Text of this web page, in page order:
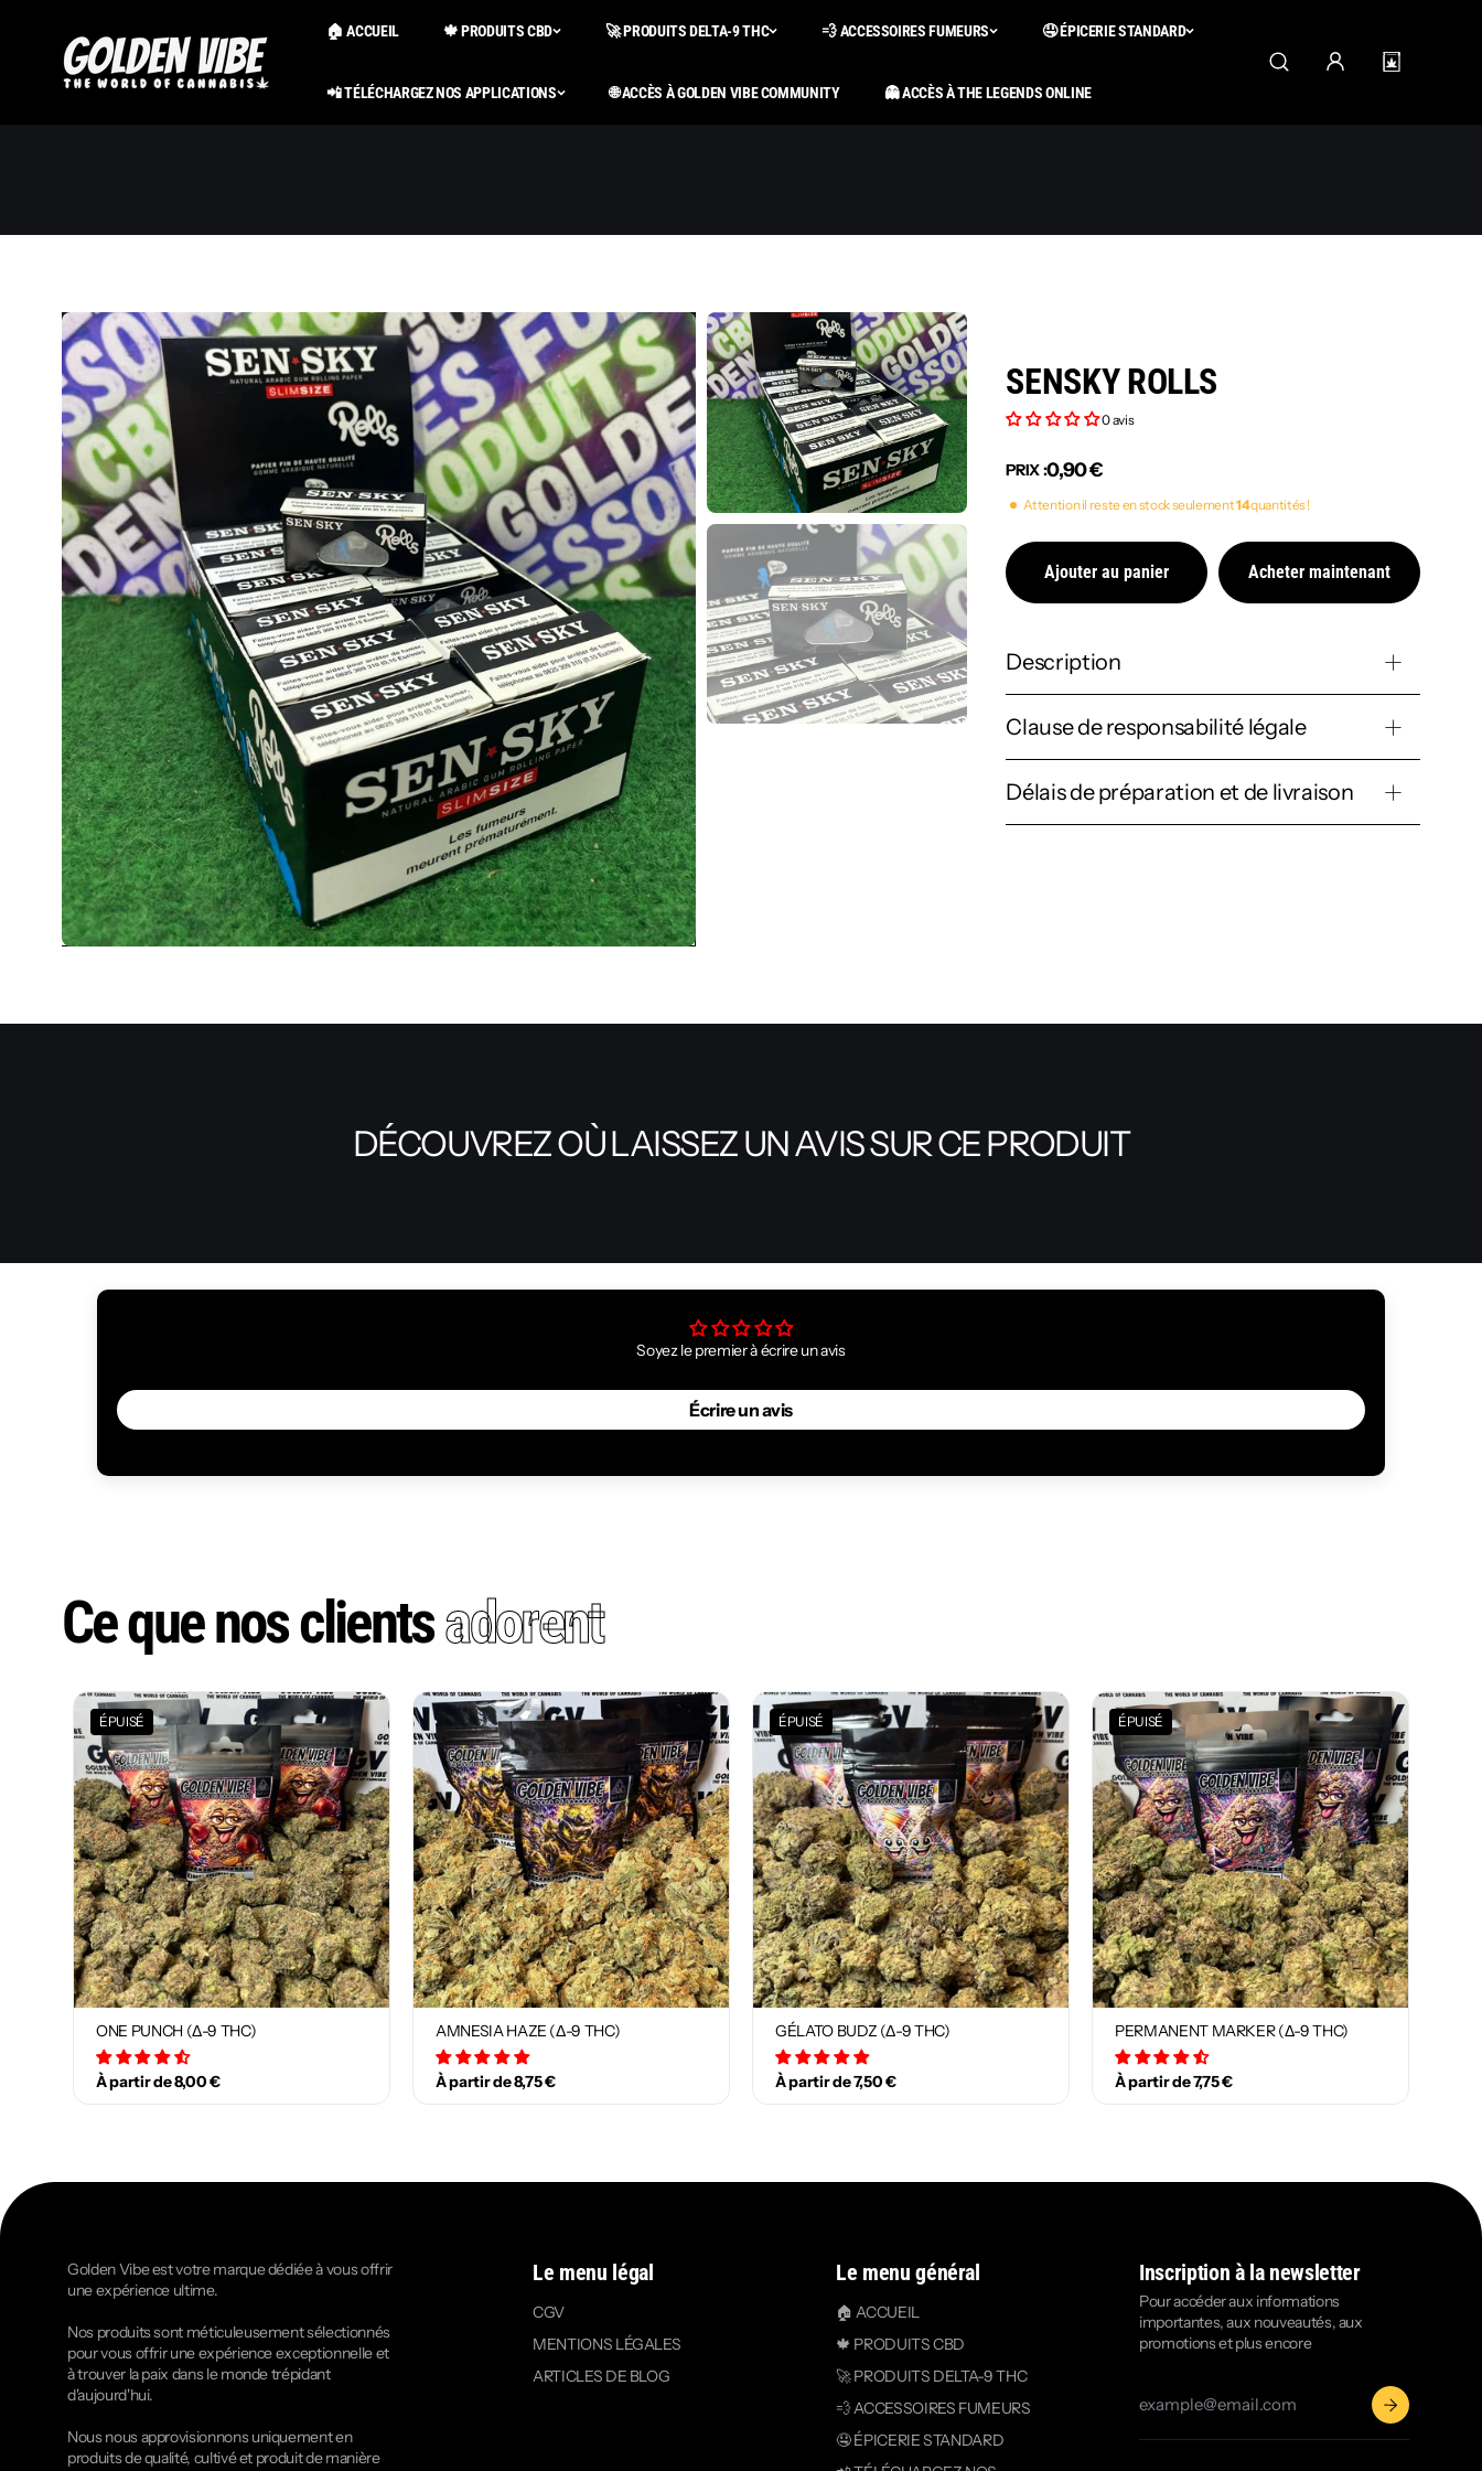
contenu
🏠 ACCUEIL 🍁 PRODUITS CBD 🚀 PRODUITS DELTA-9 THC 💨 ACCESSOIRES FUMEURS 🤤 ÉPICERIE STANDARD
📲 TÉLÉCHARGEZ NOS APPLICATIONS 🌐 ACCÈS À GOLDEN VIBE COMMUNITY 👻 ACCÈS À THE LEGENDS ONLINE
SENSKY ROLLS
0 avis
PRIX :0,90 €
Attention il reste en stock seulement14quantités !
Ajouter au panier Acheter maintenant
Description
Clause de responsabilité légale
Délais de préparation et de livraison
DÉCOUVREZ OÙ LAISSEZ UN AVIS SUR CE PRODUIT
Soyez le premier à écrire un avis
Écrire un avis
Ce que nos clientsadorent
ÉPUISÉ
ONE PUNCH (Δ-9 THC)
À partir de 8,00 €
AMNESIA HAZE (Δ-9 THC)
À partir de 8,75 €
ÉPUISÉ
GÉLATO BUDZ (Δ-9 THC)
À partir de 7,50 €
ÉPUISÉ
PERMANENT MARKER (Δ-9 THC)
À partir de 7,75 €
Golden Vibe est votre marque dédiée à vous offrir
une expérience ultime.
Nos produits sont méticuleusement sélectionnés
pour vous offrir une expérience exceptionnelle et
à trouver la paix dans le monde trépidant
d'aujourd'hui.
Nous nous approvisionnons uniquement en
produits de qualité, cultivé et produit de manière
Le menu légal
CGV
MENTIONS LÉGALES
ARTICLES DE BLOG
Le menu général
🏠 ACCUEIL
🍁 PRODUITS CBD
🚀 PRODUITS DELTA-9 THC
💨 ACCESSOIRES FUMEURS
🤤 ÉPICERIE STANDARD
Inscription à la newsletter
Pour accéder aux informations
importantes, aux nouveautés, aux
promotions et plus encore